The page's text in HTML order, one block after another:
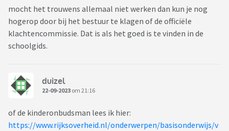
mocht het trouwens allemaal niet werken dan kun je nog
hogerop door bij het bestuur te klagen of de officiële
klachtencommissie. Dat is als het goed is te vinden in de
schoolgids.
duizel
22-09-2023 om 21:16
of de kinderonbudsman lees ik hier:
https://www.rijksoverheid.nl/onderwerpen/basisonderwijs/v